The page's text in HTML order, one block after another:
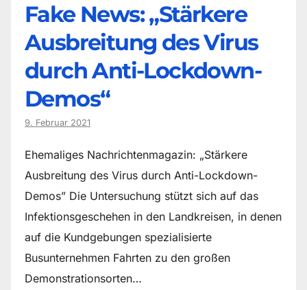
Fake News: „Stärkere
Ausbreitung des Virus
durch Anti-Lockdown-
Demos“
9. Februar 2021
Ehemaliges Nachrichtenmagazin: „Stärkere
Ausbreitung des Virus durch Anti-Lockdown-
Demos” Die Untersuchung stützt sich auf das
Infektionsgeschehen in den Landkreisen, in denen
auf die Kundgebungen spezialisierte
Busunternehmen Fahrten zu den großen
Demonstrationsorten…